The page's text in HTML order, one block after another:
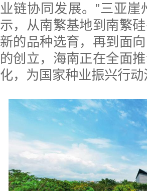
业链协同发展。”三亚
示，从南繁基地到南繁
新的品种选育，再到面
的创立，海南正在全面
化，为国家种业振兴行动